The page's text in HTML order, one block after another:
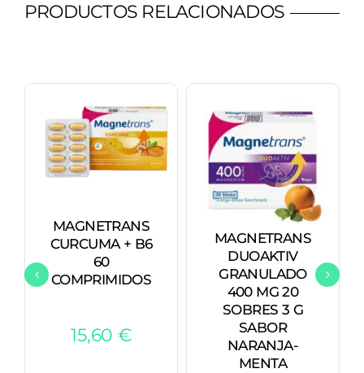
PRODUCTOS RELACIONADOS
MAGNETRANS
CURCUMA + B6
60
COMPRIMIDOS
15,60 €
MAGNETRANS
DUOAKTIV
GRANULADO
400 MG 20
SOBRES 3 G
SABOR
NARANJA-
MENTA